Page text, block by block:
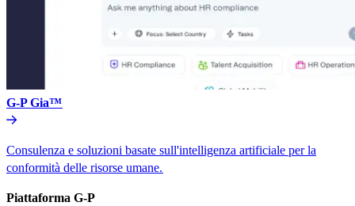
G-P Gia™​​
Consulenza e soluzioni basate sull'intelligenza artificiale per la
conformità delle risorse umane.​​
Piattaforma G-P​​